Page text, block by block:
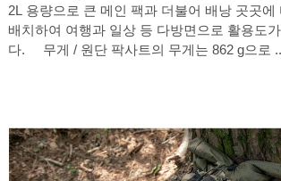
2L 용량으로 큰 메인 팩과 더불어 배낭 곳곳에
배치하여 여행과 일상 등 다방면으로 활용도
다. 무게 / 원단 팍사트의 무게는 862 g으로